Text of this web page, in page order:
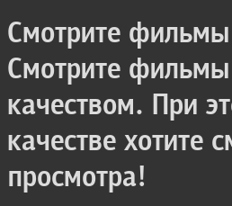
Смотрите
Смотрите
качеством. При
качестве хотите
просмотра!